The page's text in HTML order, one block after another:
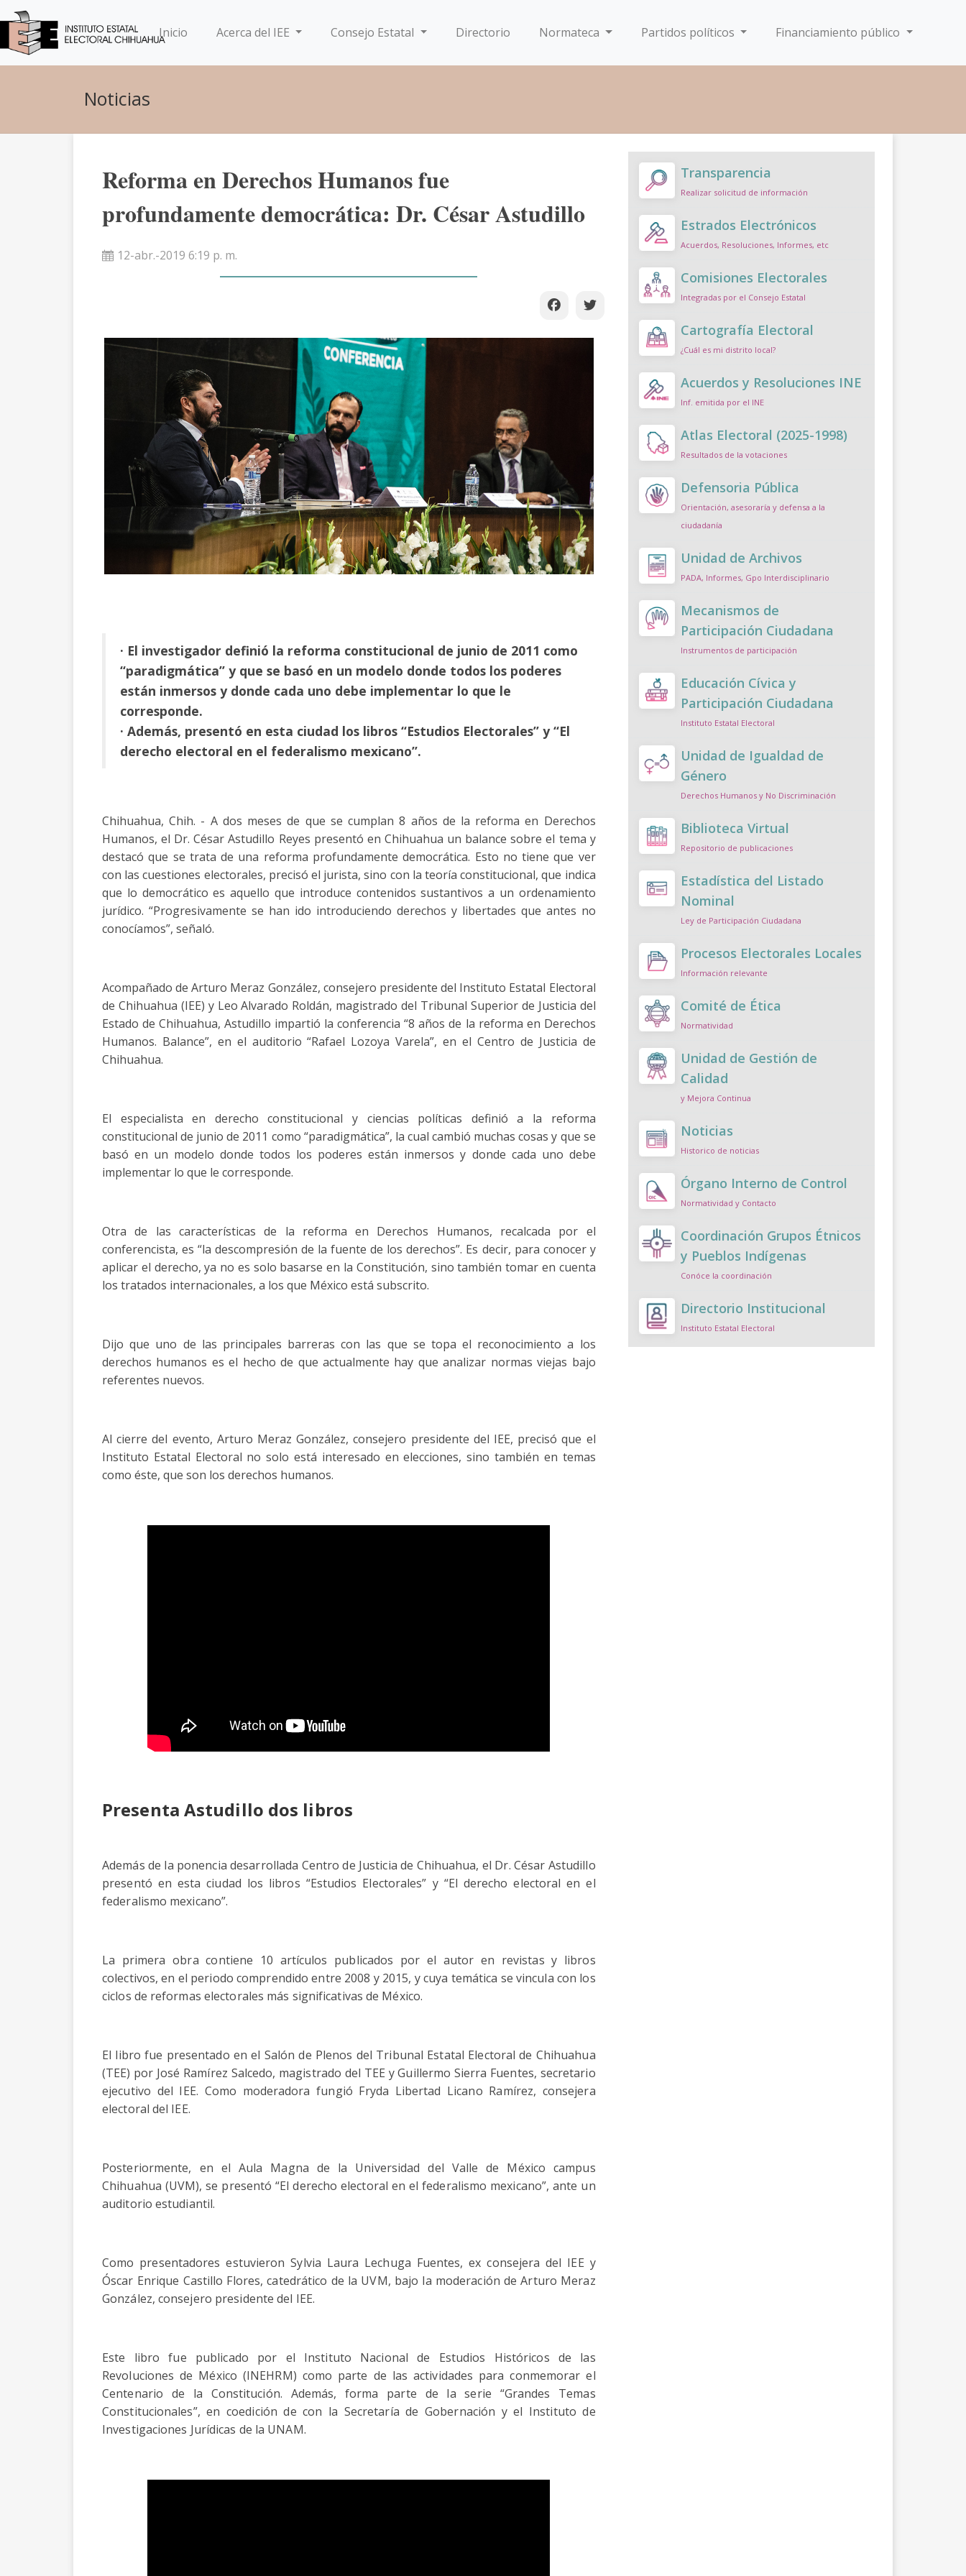
Inicio(current)Acerca del IEE Consejo Estatal Directorio Normateca Partidos políticos Financiamiento público
Noticias
Reforma en Derechos Humanos fue
profundamente democrática: Dr. César Astudillo
12-abr.-2019 6:19 p. m.
· El investigador definió la reforma constitucional de junio de 2011 como
“paradigmática” y que se basó en un modelo donde todos los poderes
están inmersos y donde cada uno debe implementar lo que le
corresponde.
· Además, presentó en esta ciudad los libros “Estudios Electorales” y “El
derecho electoral en el federalismo mexicano”.
Chihuahua, Chih. - A dos meses de que se cumplan 8 años de la reforma en Derechos
Humanos, el Dr. César Astudillo Reyes presentó en Chihuahua un balance sobre el tema y
destacó que se trata de una reforma profundamente democrática. Esto no tiene que ver
con las cuestiones electorales, precisó el jurista, sino con la teoría constitucional, que indica
que lo democrático es aquello que introduce contenidos sustantivos a un ordenamiento
jurídico. “Progresivamente se han ido introduciendo derechos y libertades que antes no
conocíamos”, señaló.
Acompañado de Arturo Meraz González, consejero presidente del Instituto Estatal Electoral
de Chihuahua (IEE) y Leo Alvarado Roldán, magistrado del Tribunal Superior de Justicia del
Estado de Chihuahua, Astudillo impartió la conferencia “8 años de la reforma en Derechos
Humanos. Balance”, en el auditorio “Rafael Lozoya Varela”, en el Centro de Justicia de
Chihuahua.
El especialista en derecho constitucional y ciencias políticas definió a la reforma
constitucional de junio de 2011 como “paradigmática”, la cual cambió muchas cosas y que se
basó en un modelo donde todos los poderes están inmersos y donde cada uno debe
implementar lo que le corresponde.
Otra de las características de la reforma en Derechos Humanos, recalcada por el
conferencista, es “la descompresión de la fuente de los derechos”. Es decir, para conocer y
aplicar el derecho, ya no es solo basarse en la Constitución, sino también tomar en cuenta
los tratados internacionales, a los que México está subscrito.
Dijo que uno de las principales barreras con las que se topa el reconocimiento a los
derechos humanos es el hecho de que actualmente hay que analizar normas viejas bajo
referentes nuevos.
Al cierre del evento, Arturo Meraz González, consejero presidente del IEE, precisó que el
Instituto Estatal Electoral no solo está interesado en elecciones, sino también en temas
como éste, que son los derechos humanos.
Presenta Astudillo dos libros
Además de la ponencia desarrollada Centro de Justicia de Chihuahua, el Dr. César Astudillo
presentó en esta ciudad los libros “Estudios Electorales” y “El derecho electoral en el
federalismo mexicano”.
La primera obra contiene 10 artículos publicados por el autor en revistas y libros
colectivos, en el periodo comprendido entre 2008 y 2015, y cuya temática se vincula con los
ciclos de reformas electorales más significativas de México.
El libro fue presentado en el Salón de Plenos del Tribunal Estatal Electoral de Chihuahua
(TEE) por José Ramírez Salcedo, magistrado del TEE y Guillermo Sierra Fuentes, secretario
ejecutivo del IEE. Como moderadora fungió Fryda Libertad Licano Ramírez, consejera
electoral del IEE.
Posteriormente, en el Aula Magna de la Universidad del Valle de México campus
Chihuahua (UVM), se presentó “El derecho electoral en el federalismo mexicano”, ante un
auditorio estudiantil.
Como presentadores estuvieron Sylvia Laura Lechuga Fuentes, ex consejera del IEE y
Óscar Enrique Castillo Flores, catedrático de la UVM, bajo la moderación de Arturo Meraz
González, consejero presidente del IEE.
Este libro fue publicado por el Instituto Nacional de Estudios Históricos de las
Revoluciones de México (INEHRM) como parte de las actividades para conmemorar el
Centenario de la Constitución. Además, forma parte de la serie “Grandes Temas
Constitucionales”, en coedición de con la Secretaría de Gobernación y el Instituto de
Investigaciones Jurídicas de la UNAM.
Transparencia
Realizar solicitud de información
Estrados Electrónicos
Acuerdos, Resoluciones, Informes, etc
Comisiones Electorales
Integradas por el Consejo Estatal
Cartografía Electoral
¿Cuál es mi distrito local?
Acuerdos y Resoluciones INE
Inf. emitida por el INE
Atlas Electoral (2025-1998)
Resultados de la votaciones
Defensoria Pública
Orientación, asesoraría y defensa a la
ciudadanía
Unidad de Archivos
PADA, Informes, Gpo Interdisciplinario
Mecanismos de
Participación Ciudadana
Instrumentos de participación
Educación Cívica y
Participación Ciudadana
Instituto Estatal Electoral
Unidad de Igualdad de
Género
Derechos Humanos y No Discriminación
Biblioteca Virtual
Repositorio de publicaciones
Estadística del Listado
Nominal
Ley de Participación Ciudadana
Procesos Electorales Locales
Información relevante
Comité de Ética
Normatividad
Unidad de Gestión de
Calidad
y Mejora Continua
Noticias
Historico de noticias
Órgano Interno de Control
Normatividad y Contacto
Coordinación Grupos Étnicos
y Pueblos Indígenas
Conóce la coordinación
Directorio Institucional
Instituto Estatal Electoral